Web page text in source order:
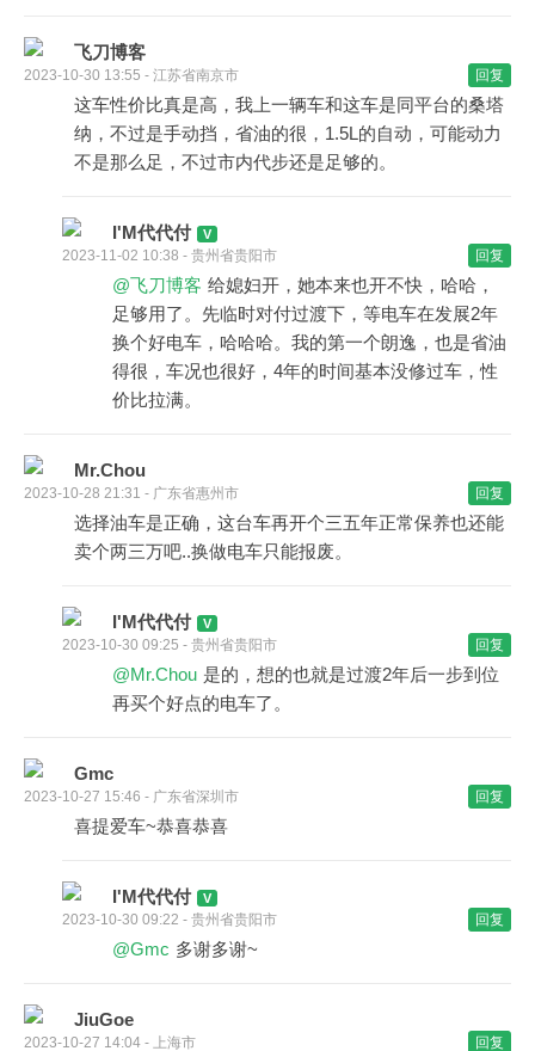
飞刀博客
2023-10-30 13:55 - 江苏省南京市 回复
这车性价比真是高，我上一辆车和这车是同平台的桑塔
纳，不过是手动挡，省油的很，1.5L的自动，可能动力
不是那么足，不过市内代步还是足够的。
I'M代代付
2023-11-02 10:38 - 贵州省贵阳市 回复
@飞刀博客 给媳妇开，她本来也开不快，哈哈，
足够用了。先临时对付过渡下，等电车在发展2年
换个好电车，哈哈哈。我的第一个朗逸，也是省油
得很，车况也很好，4年的时间基本没修过车，性
价比拉满。
Mr.Chou
2023-10-28 21:31 - 广东省惠州市 回复
选择油车是正确，这台车再开个三五年正常保养也还能
卖个两三万吧..换做电车只能报废。
I'M代代付
2023-10-30 09:25 - 贵州省贵阳市 回复
@Mr.Chou 是的，想的也就是过渡2年后一步到位
再买个好点的电车了。
Gmc
2023-10-27 15:46 - 广东省深圳市 回复
喜提爱车~恭喜恭喜
I'M代代付
2023-10-30 09:22 - 贵州省贵阳市 回复
@Gmc 多谢多谢~
JiuGoe
2023-10-27 14:04 - 上海市 回复